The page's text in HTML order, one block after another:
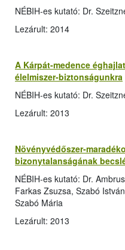
NÉBIH-es kutató: Dr.
Lezárult: 2014
A Kárpát-medence
élelmiszer-biztonságunkra
NÉBIH-es kutató: Dr.
Lezárult: 2013
Növényvédőszer-
bizonytalanságának
NÉBIH-es kutató: Dr.
Farkas Zsuzsa, Szabó
Szabó Mária
Lezárult: 2013